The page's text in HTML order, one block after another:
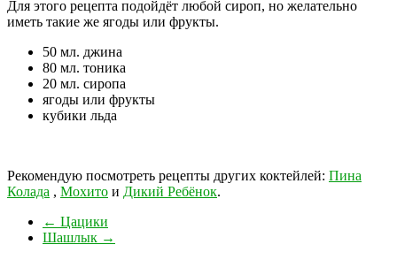
Для этого рецепта подойдёт любой сироп, но желательно
иметь такие же ягоды или фрукты.
50 мл. джина
80 мл. тоника
20 мл. сиропа
ягоды или фрукты
кубики льда
Рекомендую посмотреть рецепты других коктейлей: Пина
Колада , Мохито и Дикий Ребёнок.
← Цацики
Шашлык →